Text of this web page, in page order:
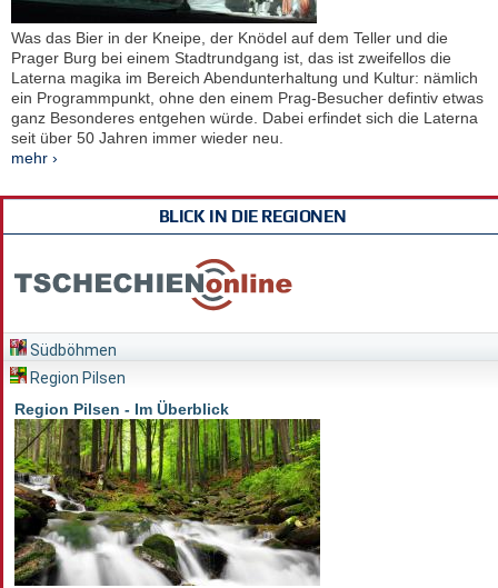
Was das Bier in der Kneipe, der Knödel auf dem Teller und die
Prager Burg bei einem Stadtrundgang ist, das ist zweifellos die
Laterna magika im Bereich Abendunterhaltung und Kultur: nämlich
ein Programmpunkt, ohne den einem Prag-Besucher defintiv etwas
ganz Besonderes entgehen würde. Dabei erfindet sich die Laterna
seit über 50 Jahren immer wieder neu.
mehr ›
BLICK IN DIE REGIONEN
Südböhmen
Region Pilsen
Region Pilsen - Im Überblick